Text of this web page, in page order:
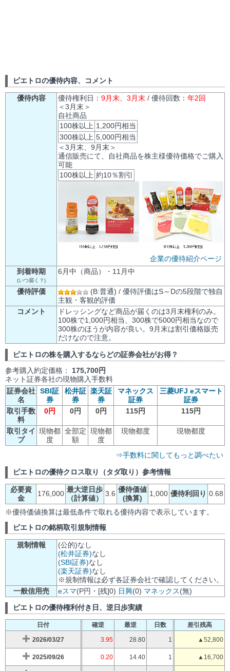
ピエトロの優待内容、コメント
優待内容 優待権利日： 9月末、3月末 / 優待回数： 年2回
＜3月末＞
自社商品
100株以上 1,200円相当
300株以上 5,000円相当
＜3月末、9月末＞
通信販売にて、自社商品を株主様優待価格でご購入
可能
100株以上 約10％割引
企業の優待紹介ページ
到着時期
(いつ届く？)
6月中（商品）・11月中
優待評価
(B:普通) / 優待評価はS～Dの5段階で独自
主観・客観的評価
コメント
ドレッシングなど商品が届くのは3月末権利のみ。
100株で1,000円相当、300株で5000円相当なので
300株のほうが内容が良い。9月末は割引価格販売
だけなので注意。
ピエトロの株を購入するならどの証券会社がお得？
参考購入約定価格： 175,700円
ネット証券各社の現物購入手数料
証券会社
名
SBI証
券
松井証
券
楽天証
券
マネックス
証券
三菱UFJ eスマート
証券
取引手数
料
0円 0円 0円 115円 115円
取引タイ
プ
現物都
度
全部定
額
現物都
度
現物都度 現物都度
⇒手数料に関してもっと調べたい
ピエトロの優待クロス取り（タダ取り）参考情報
必要資
金
176,000 最大逆日歩
（計算値）
3.6 優待価値
(換算)
1,000 優待利回り 0.68
※優待価値換算は最低条件で取れる優待内容で表示しています。
ピエトロの銘柄取引規制情報
規制情報
(公的)なし
(松井証券)なし
(SBI証券)なし
(楽天証券)なし
※規制情報は必ず各証券会社で確認してください。
一般信用売
eスマ(P円・[残]0) 日興(0) マネックス(無)
ピエトロの優待権利付き日、逆日歩実績
日付 確逆 最逆 日数 差引残高
2026/03/27 3.95 28.80 1 ▲52,800
2025/09/26 0.20 14.40 1 ▲16,700